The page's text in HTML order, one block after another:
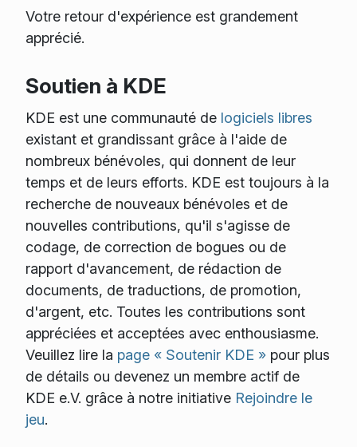
Votre retour d'expérience est grandement
apprécié.
Soutien à KDE
KDE est une communauté de logiciels libres
existant et grandissant grâce à l'aide de
nombreux bénévoles, qui donnent de leur
temps et de leurs efforts. KDE est toujours à la
recherche de nouveaux bénévoles et de
nouvelles contributions, qu'il s'agisse de
codage, de correction de bogues ou de
rapport d'avancement, de rédaction de
documents, de traductions, de promotion,
d'argent, etc. Toutes les contributions sont
appréciées et acceptées avec enthousiasme.
Veuillez lire la page « Soutenir KDE »pour plus
de détails ou devenez un membre actif de
KDE e.V. grâce à notre initiative Rejoindre le
jeu.